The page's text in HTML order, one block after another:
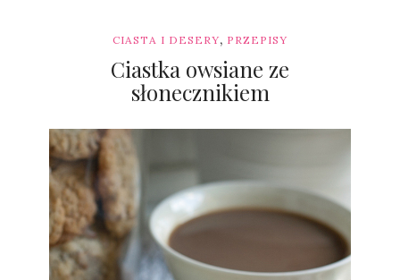
CIASTA I DESERY, PRZEPISY
Ciastka owsiane ze
słonecznikiem